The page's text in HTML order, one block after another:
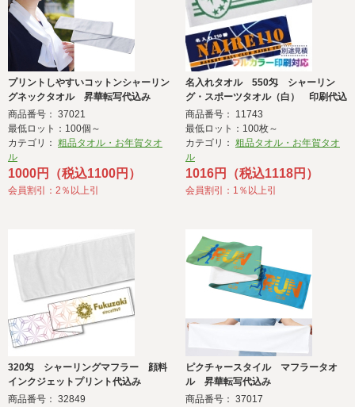
プリントしやすいコットンシャーリン
グネックタオル 昇華転写代込み
商品番号： 37021
最低ロット：100個～
カテゴリ： 粗品タオル・お年賀タオ
ル
1000円（税込1100円）
会員割引：2％以上引
名入れタオル 550匁 シャーリン
グ・スポーツタオル（白） 印刷代込
み
商品番号： 11743
最低ロット：100枚～
カテゴリ： 粗品タオル・お年賀タオ
ル
1016円（税込1118円）
会員割引：1％以上引
320匁 シャーリングマフラー 顔料
インクジェットプリント代込み
商品番号： 32849
ピクチャースタイル マフラータオ
ル 昇華転写代込み
商品番号： 37017